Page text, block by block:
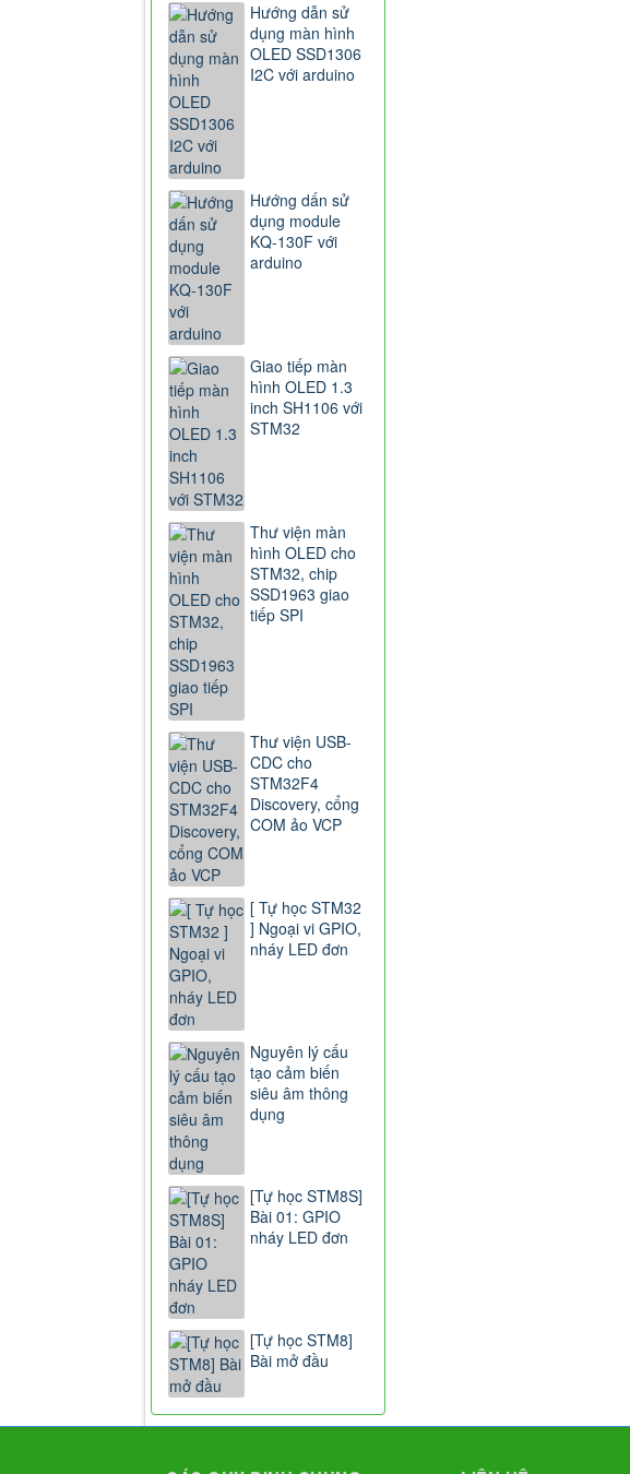
Hướng dẫn sử
dụng màn hình
OLED SSD1306
I2C với arduino
Hướng dấn sử
dụng module
KQ-130F với
arduino
Giao tiếp màn
hình OLED 1.3
inch SH1106 với
STM32
Thư viện màn
hình OLED cho
STM32, chip
SSD1963 giao
tiếp SPI
Thư viện USB-
CDC cho
STM32F4
Discovery, cổng
COM ảo VCP
[ Tự học STM32
] Ngoại vi GPIO,
nháy LED đơn
Nguyên lý cấu
tạo cảm biến
siêu âm thông
dụng
[Tự học STM8S]
Bài 01: GPIO
nháy LED đơn
[Tự học STM8]
Bài mở đầu